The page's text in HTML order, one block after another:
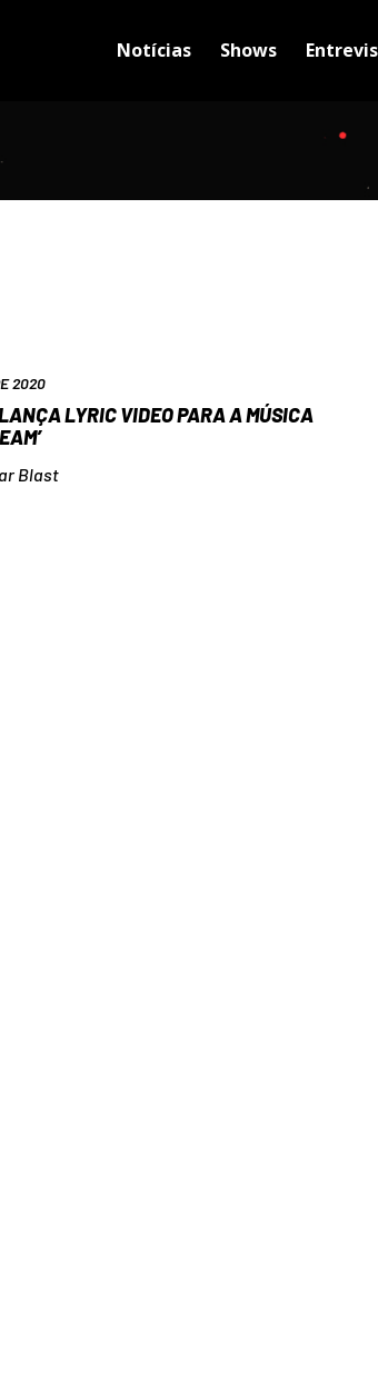
Notícias Shows
2020
LYRIC VIDEO PARA A MÚSICA
Blast